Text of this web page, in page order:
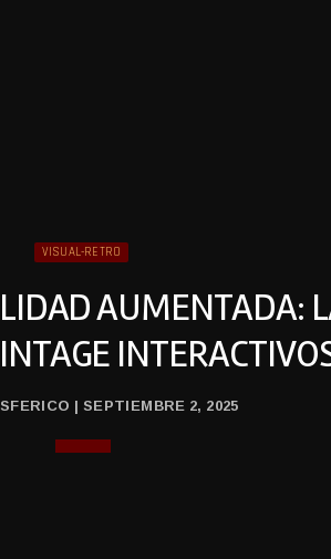
VISUAL-RETRO
AUMENTADA:
| SEPTIEMBRE 2, 2025